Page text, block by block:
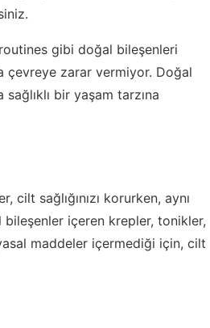
gibi doğal bileşenleri
çevreye zarar vermiyor. Doğal
bir yaşam tarzına
sağlığınızı korurken, aynı
içeren krepler, tonikler,
maddeler içermediği için, cilt